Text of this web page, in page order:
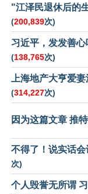
"江泽民退休后的
(200,839次)
习近平，发发善
(138,765次)
上海地产大亨爱
(314,227次)
因为这篇文章 推
不得了！说实话
次)
个人毁誉无所谓